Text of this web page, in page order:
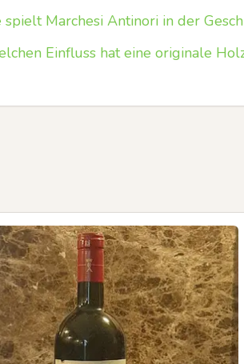
Marchesi Antinori in der
Einfluss hat eine originale